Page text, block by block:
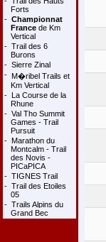
Forts
- Championnat
Francede Km
Vertical
- Trail des 6
Burons
- Sierre Zinal
- M�ribel Trails et
Km Vertical
- La Course de la
Rhune
- Val Tho Summit
Games - Trail
Pursuit
- Marathon du
Montcalm - Trail
des Novis -
PICaPICA
- TIGNES Trail
- Trail des Etoiles
05
- Trails Alpins du
Grand Bec